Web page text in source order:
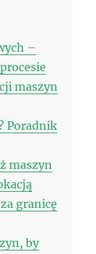
–
maszyn
Poradnik
maszyn
granicę
by